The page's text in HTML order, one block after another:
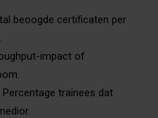
beoogde certificaten per
impact of
Percentage trainees dat